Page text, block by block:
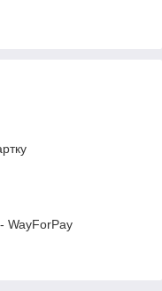
WayForPay